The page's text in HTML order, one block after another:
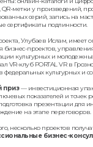
QR-метки у произведений,
серий, запись на
сертификаты подлинности.
Улубаев Ислам, имеет
бизнес-проектов,
культурных и
VR-клуб PORTAL VR в
федеральных культурных и
приз— инвестиционная
показателей и точек
презентации для
на этапе переговоров.
несколько проектов
бизнес-